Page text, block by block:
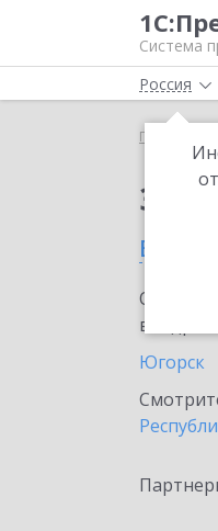
Система
Россия
Главная
в
Югорск